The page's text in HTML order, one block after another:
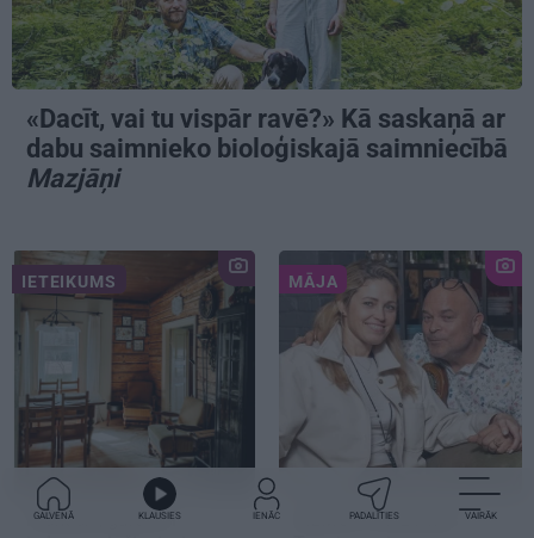
«Dacīt, vai tu vispār ravē?» Kā saskaņā ar
dabu saimnieko bioloģiskajā saimniecībā
Mazjāņi
IETEIKUMS
Praktiski, gardi un
MĀJA
CIEMOS:Kā Elmārs
GALVENĀ KLAUSIES IENĀC PADALĪTIES VAIRĀK